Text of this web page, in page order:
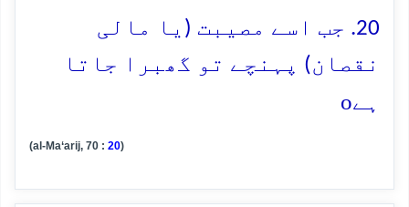
20. جب اسے مصیبت (یا مالی
نقصان) پہنچے تو گھبرا جاتا
ہےo
(al-Ma‘arij, 70 : 20)